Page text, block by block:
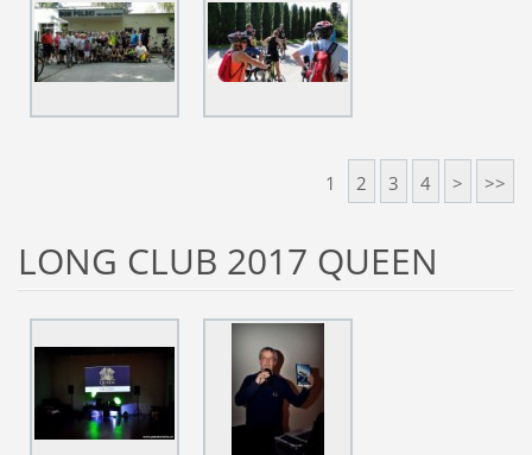
1 2 3 4 > >>
LONG CLUB 2017 QUEEN